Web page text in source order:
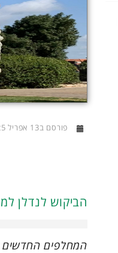
פורסם ב13 אפריל 2025
הביקוש לנדלן